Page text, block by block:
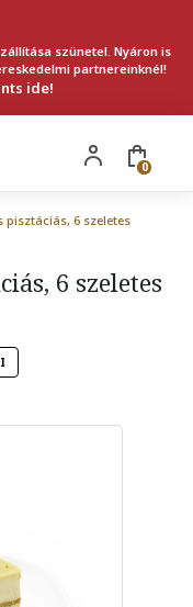
szünetel. Nyáron is
partnereinknél!
ide!
0
pisztáciás, 6 szeletes
6 szeletes